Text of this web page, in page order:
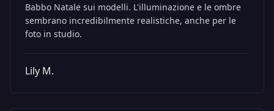
Babbo Natale sui modelli. L'illuminazione e le ombre
sembrano incredibilmente realistiche, anche per le
foto in studio.
Lily M.